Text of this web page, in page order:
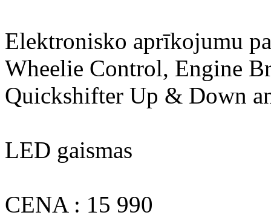
Elektronisko aprīkojumu
Wheelie Control, Engine
Quickshifter Up & Down
LED gaismas
CENA : 15 990